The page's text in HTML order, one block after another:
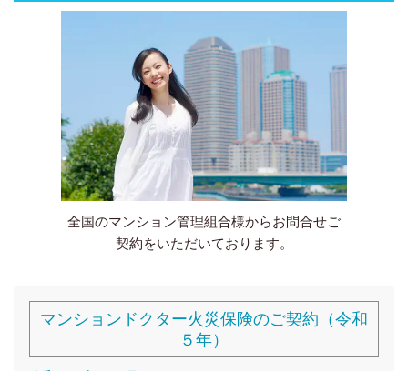
全国のマンション管理組合様からお問合せご
契約をいただいております。
マンションドクター火災保険のご契約（令和
５年）